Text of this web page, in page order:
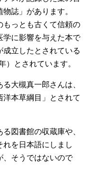
誌」があります。
もっとも古くて信頼の
学に影響を与えた本で
立したとされている
）とされています。
大槻真一郎さんは、
洋本草綱目」とされて
図書館の収蔵庫や、
れを日本語にしまし
、そうではないので